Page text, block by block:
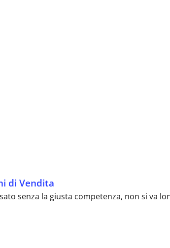
di Vendita
senza la giusta competenza, non si va